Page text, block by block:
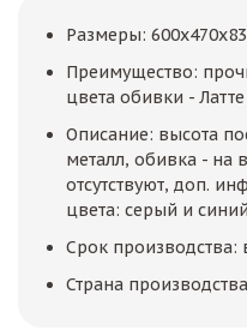
Размеры:
Преимущество:
цвета обивки -
Описание: высота
металл, обивка - на
отсутствуют, доп.
цвета: серый и
Срок производства:
Страна